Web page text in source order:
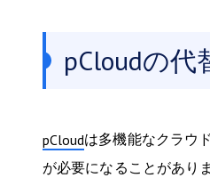
pCloudの
pCloudは多機能なクラウ
が必要になることがあり